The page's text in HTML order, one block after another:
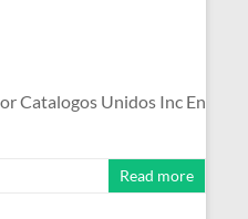
Catalogos Unidos Inc En
Read more